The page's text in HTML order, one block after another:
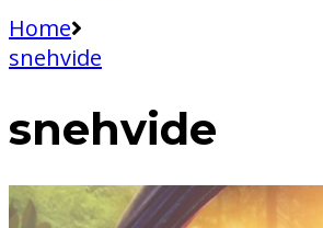
Home
snehvide
snehvide